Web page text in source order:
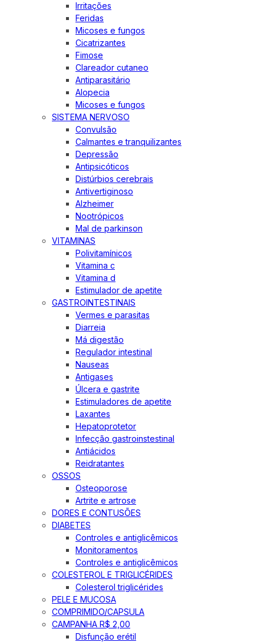
Irritações
Feridas
Micoses e fungos
Cicatrizantes
Fimose
Clareador cutaneo
Antiparasitário
Alopecia
Micoses e fungos
SISTEMA NERVOSO
Convulsão
Calmantes e tranquilizantes
Depressão
Antipsicóticos
Distúrbios cerebrais
Antivertiginoso
Alzheimer
Nootrópicos
Mal de parkinson
VITAMINAS
Polivitamínicos
Vitamina c
Vitamina d
Estimulador de apetite
GASTROINTESTINAIS
Vermes e parasitas
Diarreia
Má digestão
Regulador intestinal
Nauseas
Antigases
Úlcera e gastrite
Estimuladores de apetite
Laxantes
Hepatoprotetor
Infecção gastroinstestinal
Antiácidos
Reidratantes
OSSOS
Osteoporose
Artrite e artrose
DORES E CONTUSÕES
DIABETES
Controles e antiglicêmicos
Monitoramentos
Controles e antiglicêmicos
COLESTEROL E TRIGLICÉRIDES
Colesterol triglicérides
PELE E MUCOSA
COMPRIMIDO/CAPSULA
CAMPANHA R$ 2,00
Disfunção erétil